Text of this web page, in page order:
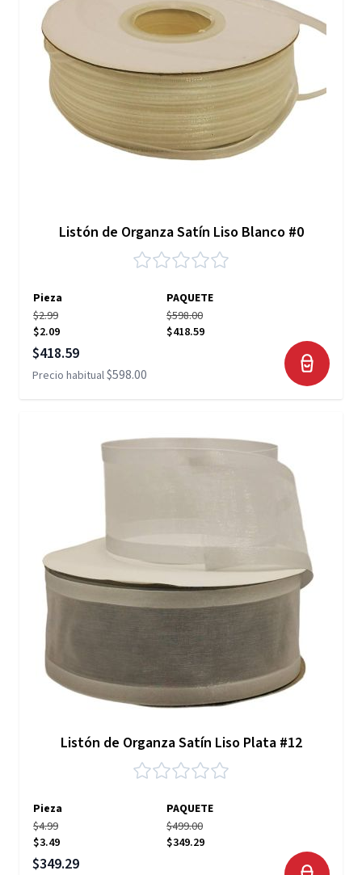
Listón de Organza Satín Liso Blanco #0
Pieza
PAQUETE
$2.99
$2.09
$598.00
$418.59
Precio especial
$418.59
Precio habitual$598.00
Listón de Organza Satín Liso Plata #12
Pieza
PAQUETE
$4.99
$3.49
$499.00
$349.29
Precio especial
$349.29